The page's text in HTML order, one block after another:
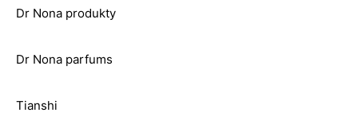
Dr Nona produkty
Dr Nona parfums
Tianshi